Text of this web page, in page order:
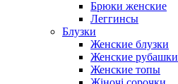
Брюки женские
Леггинсы
Блузки
Женские блузки
Женские рубашки
Женские топы